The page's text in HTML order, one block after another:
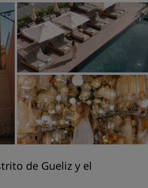
de Gueliz y el